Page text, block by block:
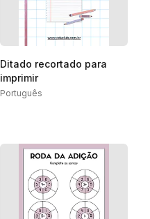
Ditado recortado para
imprimir
Português